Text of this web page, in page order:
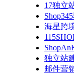
17独立
海星跨
独立站
邮件营